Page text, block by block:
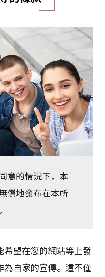
意的情況下，本
償地發布在本所
望在您的網站等上發
為自家的宣傳。這不僅